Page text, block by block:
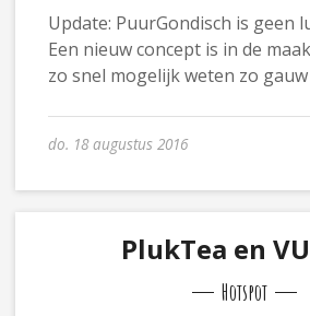
Update: PuurGondisch is geen
Een nieuw concept is in de
zo snel mogelijk weten zo
do. 18 augustus 2016
PlukTea en
Hotspot